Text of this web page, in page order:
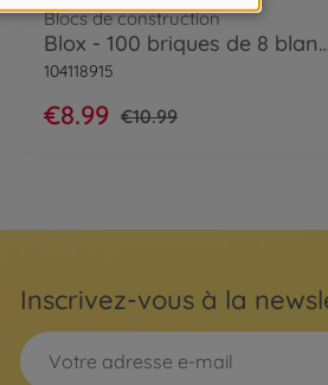
Blocs de construction
Blox - 100 briques de 8 blanches -
104118915
€8.99 €10.99
Inscrivez-vous à la